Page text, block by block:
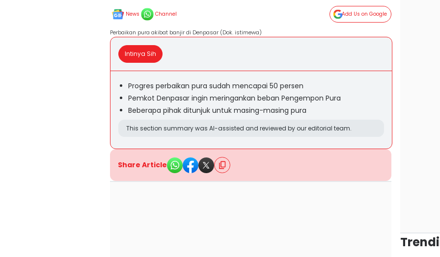
News Channel Add Us on Google
Perbaikan pura akibat banjir di Denpasar (Dok. istimewa)
Intinya Sih
Progres perbaikan pura sudah mencapai 50 persen
Pemkot Denpasar ingin meringankan beban Pengempon Pura
Beberapa pihak ditunjuk untuk masing-masing pura
This section summary was AI-assisted and reviewed by our editorial team.
Share Article